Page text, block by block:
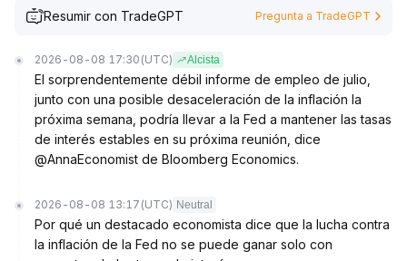
Resumir con TradeGPT Pregunta a TradeGPT
2026-08-08 17:30 (UTC) Alcista
El sorprendentemente débil informe de empleo de julio,
junto con una posible desaceleración de la inflación la
próxima semana, podría llevar a la Fed a mantener las tasas
de interés estables en su próxima reunión, dice
@AnnaEconomist de Bloomberg Economics.
2026-08-08 13:17 (UTC) Neutral
Por qué un destacado economista dice que la lucha contra
la inflación de la Fed no se puede ganar solo con